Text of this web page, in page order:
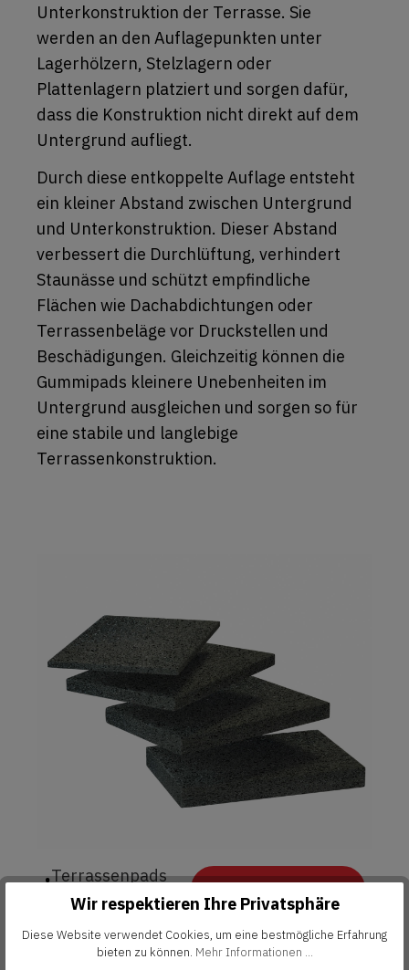
Unterkonstruktion der Terrasse. Sie
werden an den Auflagepunkten unter
Lagerhölzern, Stelzlagern oder
Plattenlagern platziert und sorgen dafür,
dass die Konstruktion nicht direkt auf dem
Untergrund aufliegt.
Durch diese entkoppelte Auflage entsteht
ein kleiner Abstand zwischen Untergrund
und Unterkonstruktion. Dieser Abstand
verbessert die Durchlüftung, verhindert
Staunässe und schützt empfindliche
Flächen wie Dachabdichtungen oder
Terrassenbeläge vor Druckstellen und
Beschädigungen. Gleichzeitig können die
Gummipads kleinere Unebenheiten im
Untergrund ausgleichen und sorgen so für
eine stabile und langlebige
Terrassenkonstruktion.
iTerrassenpads
90x60 mm
JETZT KAUFEN
Wir respektieren Ihre Privatsphäre
Diese Website verwendet Cookies, um eine bestmögliche Erfahrung
bieten zu können. Mehr Informationen ...